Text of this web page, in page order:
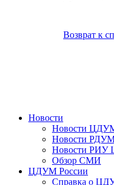
Возврат к
Новости
Новости
Новости
Новости РИУ
Обзор СМИ
ЦДУМ России
Справка о